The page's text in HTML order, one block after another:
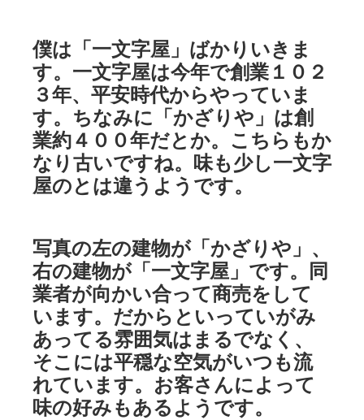
僕は「一文字屋」ばかりいきま
す。一文字屋は今年で創業１０２
３年、平安時代からやっていま
す。ちなみに「かざりや」は創
業約４００年だとか。こちらもか
なり古いですね。味も少し一文字
屋のとは違うようです。
写真の左の建物が「かざりや」、
右の建物が「一文字屋」です。同
業者が向かい合って商売をして
います。だからといっていがみ
あってる雰囲気はまるでなく、
そこには平穏な空気がいつも流
れています。お客さんによって
味の好みもあるようです。